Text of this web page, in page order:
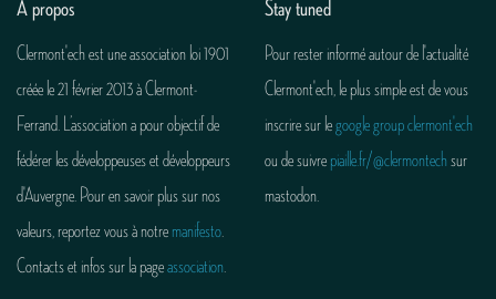
A propos
Clermont'ech est une association loi 1901
créée le 21 février 2013 à Clermont-
Ferrand. L’association a pour objectif de
fédérer les développeuses et développeurs
d'Auvergne. Pour en savoir plus sur nos
valeurs, reportez vous à notre manifesto
Contacts et infos sur la pageassociation
Stay tuned
Pour rester informé autour de l'actualité
Clermont'ech, le plus simple est de vous
inscrire sur legoogle group clermont'ech
ou de suivre piaille.fr/@clermontech sur
mastodon.